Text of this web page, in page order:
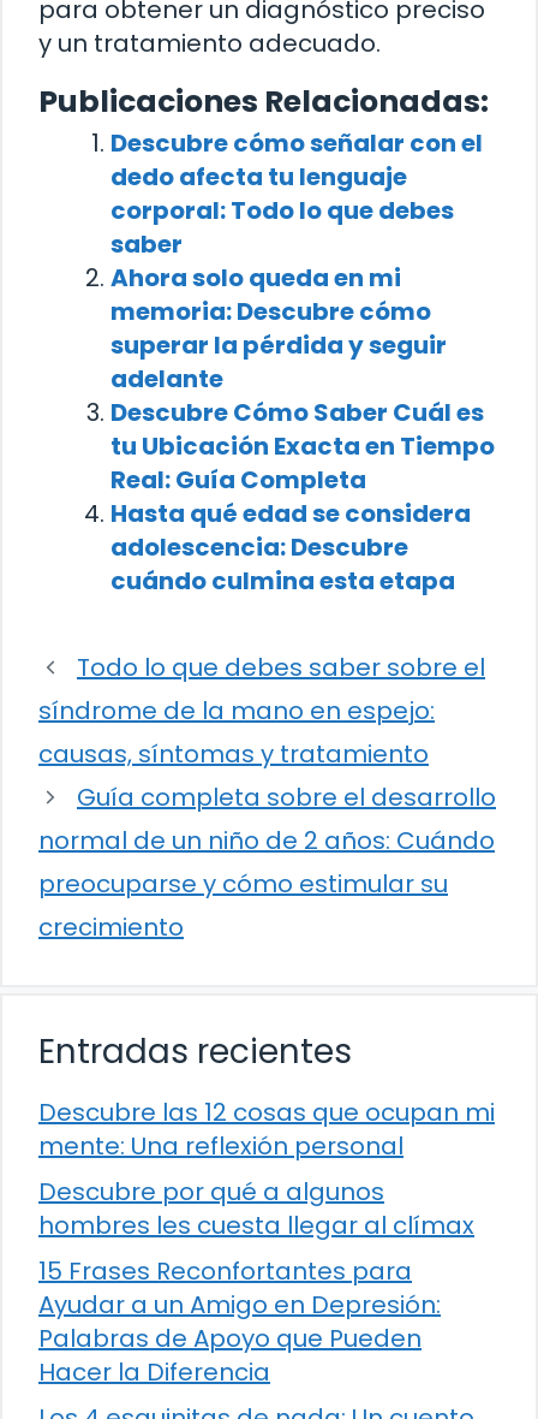
para obtener un diagnóstico preciso
y un tratamiento adecuado.
Publicaciones Relacionadas:
Descubre cómo señalar con el
dedo afecta tu lenguaje
corporal: Todo lo que debes
saber
Ahora solo queda en mi
memoria: Descubre cómo
superar la pérdida y seguir
adelante
Descubre Cómo Saber Cuál es
tu Ubicación Exacta en Tiempo
Real: Guía Completa
Hasta qué edad se considera
adolescencia: Descubre
cuándo culmina esta etapa
Todo lo que debes saber sobre el
síndrome de la mano en espejo:
causas, síntomas y tratamiento
Guía completa sobre el desarrollo
normal de un niño de 2 años: Cuándo
preocuparse y cómo estimular su
crecimiento
Entradas recientes
Descubre las 12 cosas que ocupan mi
mente: Una reflexión personal
Descubre por qué a algunos
hombres les cuesta llegar al clímax
15 Frases Reconfortantes para
Ayudar a un Amigo en Depresión:
Palabras de Apoyo que Pueden
Hacer la Diferencia